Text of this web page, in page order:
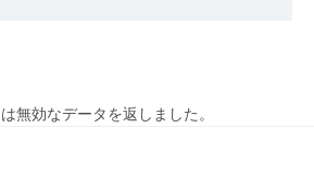
無効なデータを返しました。